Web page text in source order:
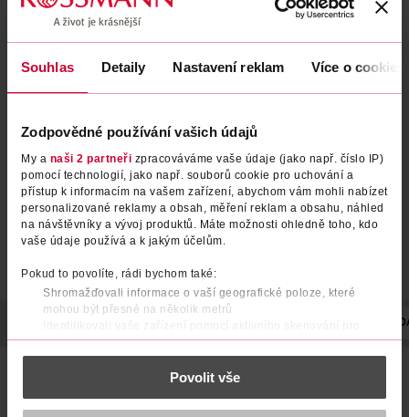
Souhlas Detaily Nastavení reklam Více o cookies
Zodpovědné používání vašich údajů
My a naši 2 partneři zpracováváme vaše údaje (jako např. číslo IP)
pomocí technologií, jako např. souborů cookie pro uchování a
přístup k informacím na vašem zařízení, abychom vám mohli nabízet
personalizované reklamy a obsah, měření reklam a obsahu, náhled
na návštěvníky a vývoj produktů. Máte možnosti ohledně toho, kdo
vaše údaje používá a k jakým účelům.
Pokud to povolíte, rádi bychom také:
Shromažďovali informace o vaší geografické poloze, které
mohou být přesné na několik metrů
Identifikovali vaše zařízení pomocí aktivního skenování pro
konkrétní charakteristiky (otisk prstu)
Zjistěte více o tom, jak zpracováváme vaše osobní údaje, a nastavte
části s podrobnostmi . Svůj souhlas můžete kdykoliv
Povolit vše
VÝROBCE/
Ponoř se do luxusní vůně s osobitým kouzlem. Sada vůně a
body lotionu Timeless Eau De Toilette od Revolution Beauty
tě zahalí do ovocně-květinové exploze na celý den. Tato